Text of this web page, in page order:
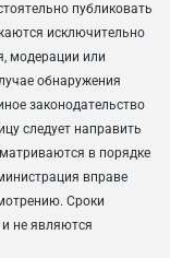
публиковать
исключительно
модерации или
обнаружения
законодательство
следует направить
в порядке
вправе
Сроки
не являются